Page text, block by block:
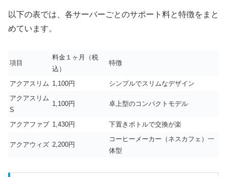
以下の表では、各サーバーごとのサポート料と特徴をまと
めています。
項目
料金１ヶ月（税
込）
特徴
アクアスリム 1,100円
シンプルでスリムなデザイン
アクアスリム
S
1,100円 卓上型のコンパクトモデル
アクアファブ 1,430円 下置きボトルで交換が楽
アクアウィズ 2,200円
コーヒーメーカー（ネスカフェ）一
体型